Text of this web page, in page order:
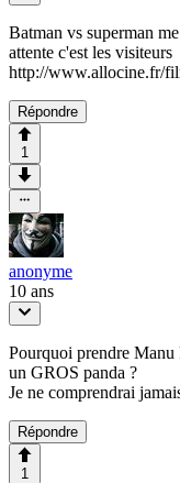
Batman vs superman
attente c'est les visiteurs
http://www.allocine.fr/
Répondre
1
anonyme
10 ans
Pourquoi prendre
un GROS panda ?
Je ne comprendrai
Répondre
1